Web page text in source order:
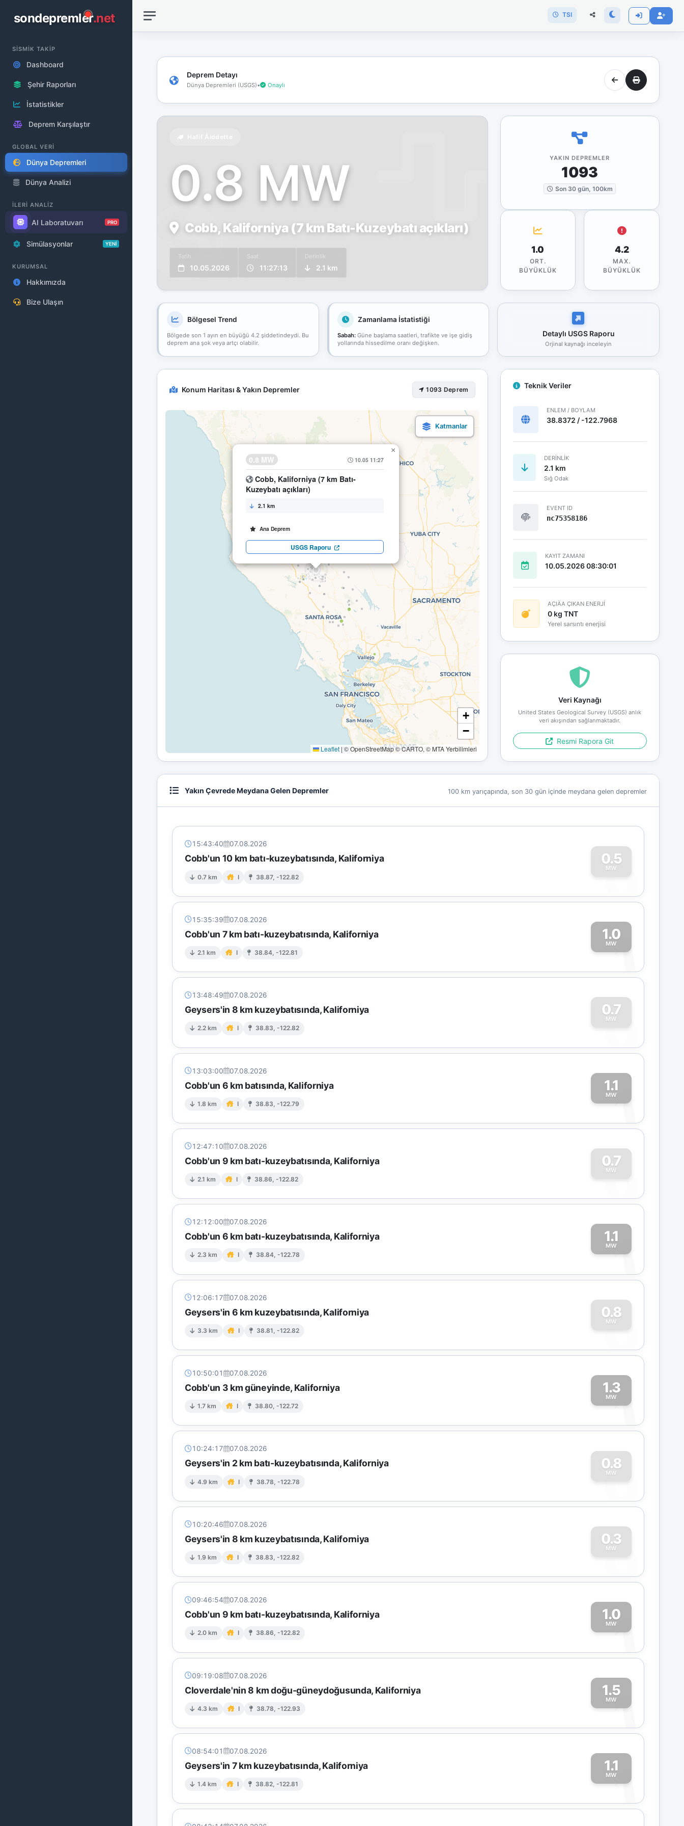
sondepremler.net
SİSMİK TAKİP
Dashboard
Şehir Raporları
İstatistikler
Deprem Karşılaştır
GLOBAL VERİ
Dünya Depremleri
Dünya Analizi
İLERİ ANALİZ
AI Laboratuvarı PRO
Simülasyonlar YENİ
KURUMSAL
Hakkımızda
Bize Ulaşın
TSI
Deprem Detayı
Dünya Depremleri (USGS)• Onaylı
0.8 MW
Cobb, Kaliforniya (7 km Batı-Kuzeybatı açıkları)
Tarih
10.05.2026
Saat
11:27:13
Derinlik
2.1 km
YAKIN DEPREMLER
1093
Son 30 gün, 100km
1.0
ORT.
BÜYÜKLÜK
4.2
MAX.
BÜYÜKLÜK
Bölgesel Trend
Bölgede son 1 ayın en büyüğü 4.2 şiddetindeydi. Bu
deprem ana şok veya artçı olabilir.
Zamanlama İstatistiği
Sabah:Güne başlama saatleri, trafikte ve işe gidiş
yollarında hissedilme oranı değişken.
Detaylı USGS Raporu
Orjinal kaynağı inceleyin
Konum Haritası & Yakın Depremler 1093 Deprem
0.8 MW 10.05 11:27
Cobb, Kaliforniya (7 km Batı-
Kuzeybatı açıkları)
2.1 km
Ana Deprem
USGS Raporu
×
+
−
Leaflet | © OpenStreetMap © CARTO, © MTA Yerbilimleri
Teknik Veriler
ENLEM / BOYLAM
38.8372 / -122.7968
DERINLIK
2.1 km
Sığ Odak
EVENT ID
nc75358186
KAYIT ZAMANI
10.05.2026 08:30:01
AÇIÄA ÇIKAN ENERJİ
0 kg TNT
Yerel sarsıntı enerjisi
Veri Kaynağı
United States Geological Survey (USGS) anlık
veri akışından sağlanmaktadır.
Resmi Rapora Git
Yakın Çevrede Meydana Gelen Depremler 100 km yarıçapında, son 30 gün içinde meydana gelen depremler
15:43:40 07.08.2026
Cobb'un 10 km batı-kuzeybatısında, Kaliforniya
0.7 km I 38.87, -122.82
0.5
MW
0
15:35:39 07.08.2026
Cobb'un 7 km batı-kuzeybatısında, Kaliforniya
2.1 km I 38.84, -122.81
1.0
MW
1
13:48:49 07.08.2026
Geysers'in 8 km kuzeybatısında, Kaliforniya
2.2 km I 38.83, -122.82
0.7
MW
0
13:03:00 07.08.2026
Cobb'un 6 km batısında, Kaliforniya
1.8 km I 38.83, -122.79
1.1
MW
1
12:47:10 07.08.2026
Cobb'un 9 km batı-kuzeybatısında, Kaliforniya
2.1 km I 38.86, -122.82
0.7
MW
0
12:12:00 07.08.2026
Cobb'un 6 km batı-kuzeybatısında, Kaliforniya
2.3 km I 38.84, -122.78
1.1
MW
1
12:06:17 07.08.2026
Geysers'in 6 km kuzeybatısında, Kaliforniya
3.3 km I 38.81, -122.82
0.8
MW
0
10:50:01 07.08.2026
Cobb'un 3 km güneyinde, Kaliforniya
1.7 km I 38.80, -122.72
1.3
MW
1
10:24:17 07.08.2026
Geysers'in 2 km batı-kuzeybatısında, Kaliforniya
4.9 km I 38.78, -122.78
0.8
MW
0
10:20:46 07.08.2026
Geysers'in 8 km kuzeybatısında, Kaliforniya
1.9 km I 38.83, -122.82
0.3
MW
0
09:46:54 07.08.2026
Cobb'un 9 km batı-kuzeybatısında, Kaliforniya
2.0 km I 38.86, -122.82
1.0
MW
1
09:19:08 07.08.2026
Cloverdale'nin 8 km doğu-güneydoğusunda, Kaliforniya
4.3 km I 38.78, -122.93
1.5
MW
1
08:54:01 07.08.2026
Geysers'in 7 km kuzeybatısında, Kaliforniya
1.4 km I 38.82, -122.81
1.1
MW
1
bağlantınız